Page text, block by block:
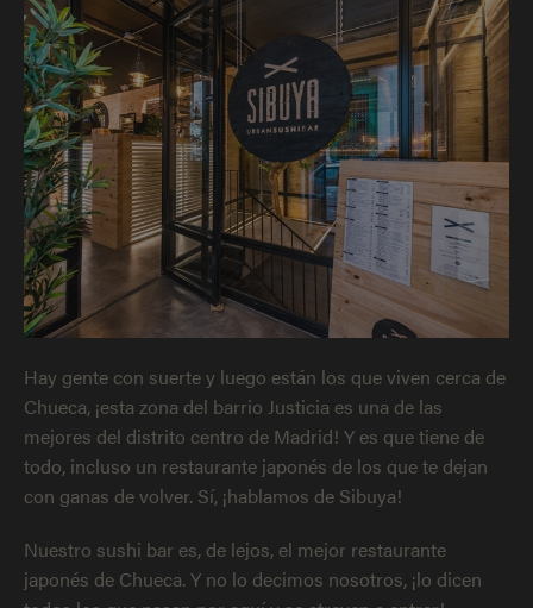
Hay gente con suerte y luego están los que viven cerca de
Chueca, ¡esta zona del barrio Justicia es una de las
mejores del distrito centro de Madrid! Y es que tiene de
todo, incluso un restaurante japonés de los que te dejan
con ganas de volver. Sí, ¡hablamos de Sibuya!
Nuestro sushi bar es, de lejos, el mejor restaurante
japonés de Chueca. Y no lo decimos nosotros, ¡lo dicen